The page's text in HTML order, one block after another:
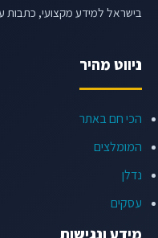
בישראל למידע מקצועי, כתבות
ניווט מהיר
הכי חם באתר
המומלצים
נדלן
עסקים